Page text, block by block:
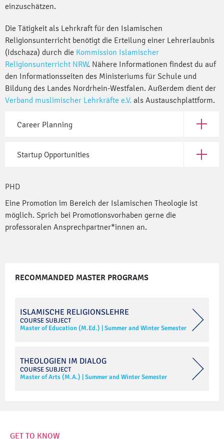
einzuschätzen.
Die Tätigkeit als Lehrkraft für den Islamischen
Religionsunterricht benötigt die Erteilung einer Lehrerlaubnis
(Idschaza) durch die Kommission Islamischer
Religionsunterricht NRW. Nähere Informationen findest du auf
den Informationsseiten des Ministeriums für Schule und
Bildung des Landes Nordrhein-Westfalen. Außerdem dient der
Verband muslimischer Lehrkräfte e.V. als Austauschplattform.
Career Planning Open
Startup Opportunities Open
PHD
Eine Promotion im Bereich der Islamischen Theologie ist
möglich. Sprich bei Promotionsvorhaben gerne die
professoralen Ansprechpartner*innen an.
RECOMMANDED MASTER PROGRAMS
ISLAMISCHE RELIGIONSLEHRE
COURSE SUBJECT
Master of Education (M.Ed.) |Summer and Winter Semester
THEOLOGIEN IM DIALOG
COURSE SUBJECT
Master of Arts (M.A.) |Summer and Winter Semester
GET TO KNOW